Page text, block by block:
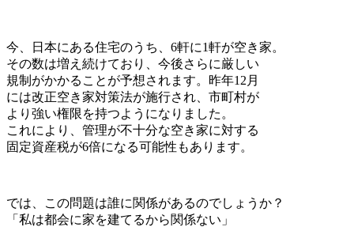
今、日本にある住宅のうち、6軒に1軒が空き家。
その数は増え続けており、今後さらに厳しい
規制がかかることが予想されます。昨年12月
には改正空き家対策法が施行され、市町村が
より強い権限を持つようになりました。
これにより、管理が不十分な空き家に対する
固定資産税が6倍になる可能性もあります。
では、この問題は誰に関係があるのでしょうか？
「私は都会に家を建てるから関係ない」